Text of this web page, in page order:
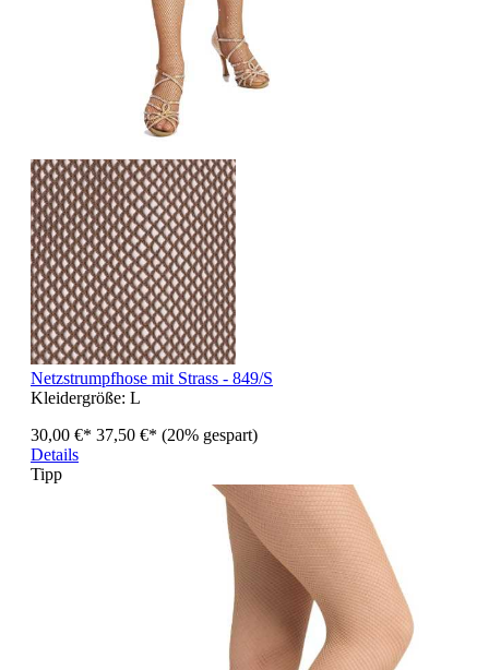
Netzstrumpfhose mit Strass - 849/S
Kleidergröße: L
30,00 €* 37,50 €* (20% gespart)
Details
Tipp